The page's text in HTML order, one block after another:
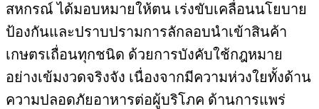
สหกรณ์ ได้มอบหมายให้ตน เร่งขับเคลื่อนนโยบาย
ป้องกันและปราบปรามการลักลอบนำเข้าสินค้า
เกษตรเถื่อนทุกชนิด ด้วยการบังคับใช้กฎหมาย
อย่างเข้มงวดจริงจัง เนื่องจากมีความห่วงใยทั้งด้าน
ความปลอดภัยอาหารต่อผู้บริโภค ด้านการแพร่